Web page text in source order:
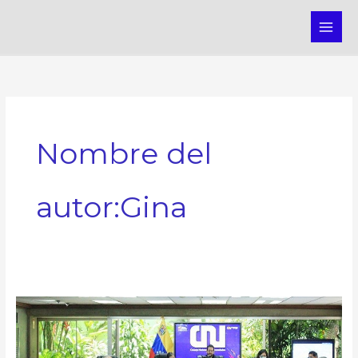
Nombre del
autor:Gina
CNU
aprueba
112